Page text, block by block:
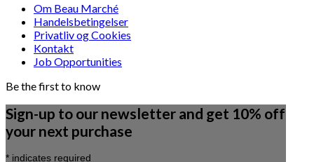
Om Beau Marché
Handelsbetingelser
Privatliv og Cookies
Kontakt
Job Opportunities
Be the first to know
Sign-up to our newsletter and get 10% off
your next purchase
* indicates required